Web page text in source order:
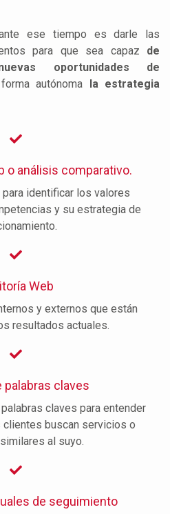
ese tiempo es darle las
para que sea capaz de
oportunidades de
autónoma la estrategia
o análisis comparativo.
identificar los valores
y su estrategia de
Web
y externos que están
resultados actuales.
palabras claves
claves para entender
buscan servicios o
al suyo.
de seguimiento